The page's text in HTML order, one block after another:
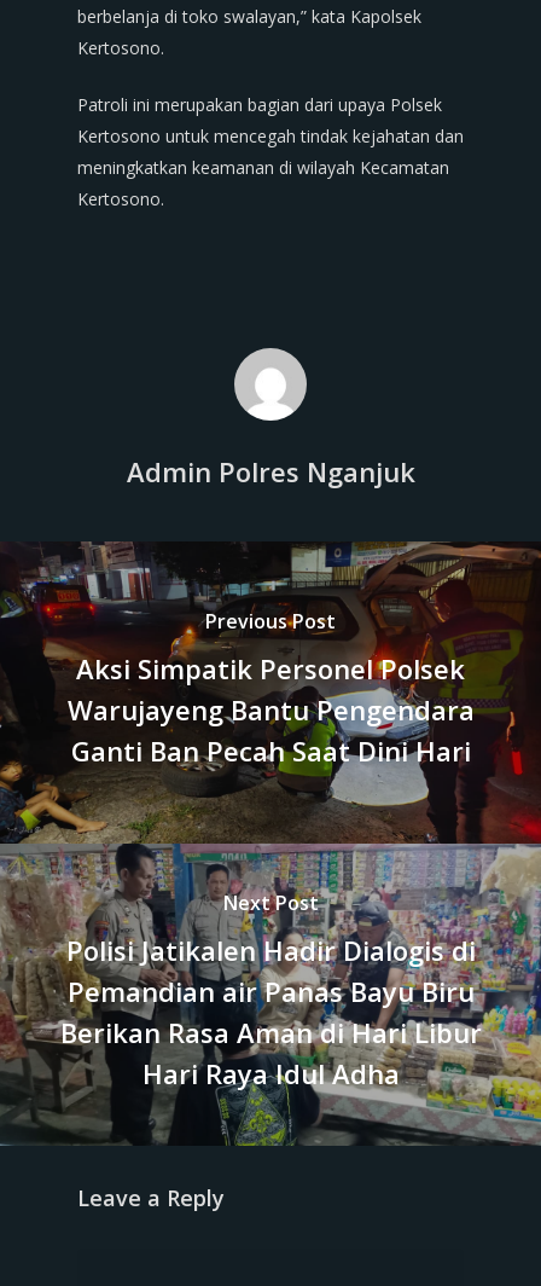
berbelanja di toko swalayan,” kata Kapolsek
Kertosono.
Patroli ini merupakan bagian dari upaya Polsek
Kertosono untuk mencegah tindak kejahatan dan
meningkatkan keamanan di wilayah Kecamatan
Kertosono.
Admin Polres Nganjuk
Previous Post
Aksi Simpatik Personel Polsek
Warujayeng Bantu Pengendara
Ganti Ban Pecah Saat Dini Hari
Next Post
Polisi Jatikalen Hadir Dialogis di
Pemandian air Panas Bayu Biru
Berikan Rasa Aman di Hari Libur
Hari Raya Idul Adha
Leave a Reply